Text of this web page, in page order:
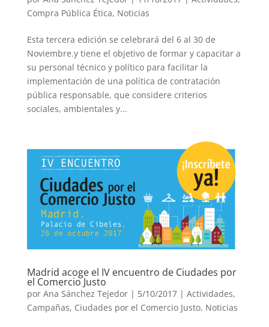
Compra Pública Ética, Noticias
Esta tercera edición se celebrará del 6 al 30 de
Noviembre.y tiene el objetivo de formar y capacitar a
su personal técnico y político para facilitar la
implementación de una política de contratación
pública responsable, que considere criterios
sociales, ambientales y...
Madrid acoge el IV encuentro de Ciudades por
el Comercio Justo
por Ana Sánchez Tejedor| 5/10/2017 | Actividades,
Campañas, Ciudades por el Comercio Justo, Noticias